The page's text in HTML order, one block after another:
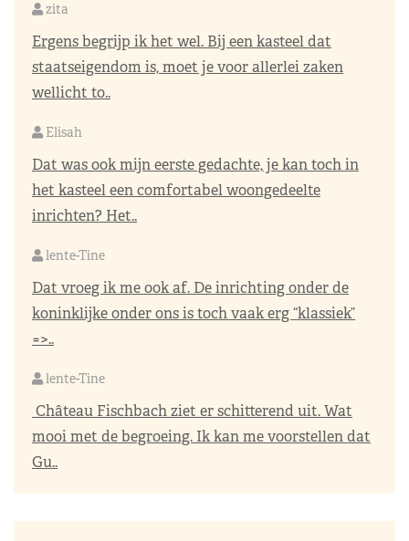
zita
Ergens begrijp ik het wel. Bij een kasteel dat
staatseigendom is, moet je voor allerlei zaken
wellicht to..
Elisah
Dat was ook mijn eerste gedachte, je kan toch in
het kasteel een comfortabel woongedeelte
inrichten? Het..
lente-Tine
Dat vroeg ik me ook af. De inrichting onder de
koninklijke onder ons is toch vaak erg “klassiek”
=>..
lente-Tine
Château Fischbach ziet er schitterend uit. Wat
mooi met de begroeing. Ik kan me voorstellen dat
Gu..